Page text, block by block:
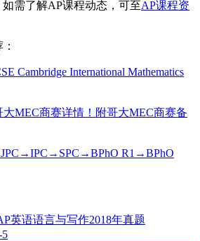
如需了解AP课程动态，可至AP课程资
Cambridge International Mathematics
MEC商赛详情！附哥大MEC商赛备
R1→BPhO
英语语言与写作2018年真题
5